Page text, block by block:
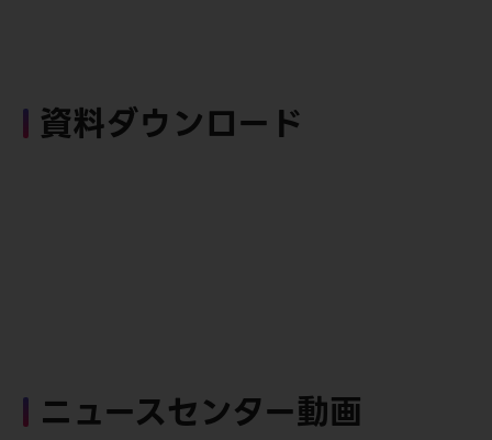
資料ダウンロード
ニュースセンター動画